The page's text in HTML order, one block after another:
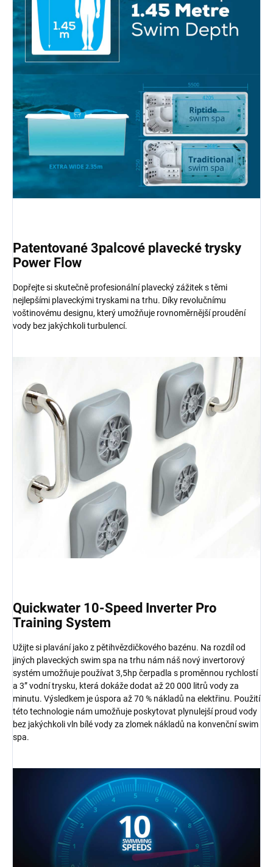
Patentované 3palcové plavecké trysky
Power Flow
Dopřejte si skutečně profesionální plavecký zážitek s těmi
nejlepšími plaveckými tryskami na trhu. Díky revolučnímu
voštinovému designu, který umožňuje rovnoměrnější proudění
vody bez jakýchkoli turbulencí.
Quickwater 10-Speed Inverter Pro
Training System
Užijte si plavání jako z pětihvězdičkového bazénu. Na rozdíl od
jiných plaveckých swim spa na trhu nám náš nový invertorový
systém umožňuje používat 3,5hp čerpadla s proměnnou rychlostí
a 3” vodní trysku, která dokáže dodat až 20 000 litrů vody za
minutu. Výsledkem je úspora až 70 % nákladů na elektřinu. Použití
této technologie nám umožňuje poskytovat plynulejší proud vody
bez jakýchkoli vln bílé vody za zlomek nákladů na konvenční swim
spa.